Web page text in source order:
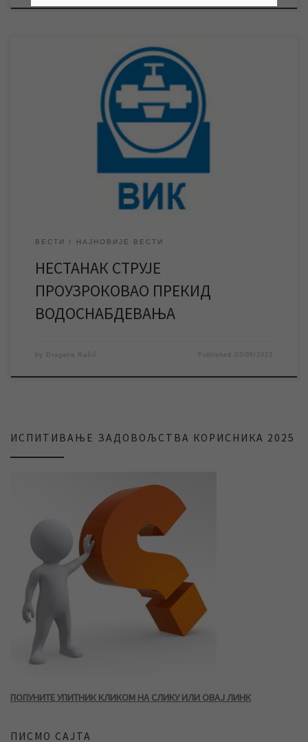
Због прекида снабдевања електричном енергијом од стране
ЕПС-а дошло је до престанка рада бунарских пумпи на
изворишту што је проузроковало прекид водоснабдевања у
целом граду. Након што ЕПС отклони настале проблеме и
омогући редовно снабдевање изворишта електричном
енергијом у року од 30 минута доћи ће до нормализације
ВЕСТИ НАЈНОВИЈЕ ВЕСТИ
НЕСТАНАК СТРУЈЕ
ПРОУЗРОКОВАО ПРЕКИД
ВОДОСНАБДЕВАЊА
by Dragana Rašić Published 03/06/2023
ИСПИТИВАЊЕ ЗАДОВОЉСТВА КОРИСНИКА 2025
ПОПУНИТЕ УПИТНИК КЛИКОМ НА СЛИКУ ИЛИ ОВАЈ ЛИНК
ПИСМО САЈТА